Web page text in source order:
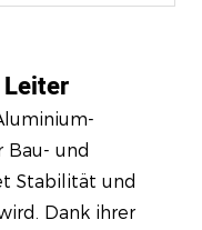
Leiter
und
Stabilität und
Dank ihrer